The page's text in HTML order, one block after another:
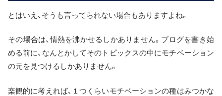
とはいえ、そうも言ってられない場合もありますよね。
その場合は、情熱を沸かせるしかありません。ブログを書き始
める前に、なんとかしてそのトピックスの中にモチベーション
の元を見つけるしかありません。
楽観的に考えれば、１つくらいモチベーションの種はみつかな